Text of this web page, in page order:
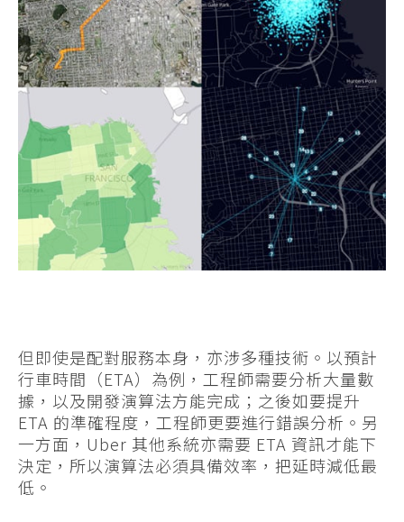
但即使是配對服務本身，亦涉多種技術。以預計
行車時間（ETA）為例，工程師需要分析大量數
據，以及開發演算法方能完成；之後如要提升
ETA 的準確程度，工程師更要進行錯誤分析。另
一方面，Uber 其他系統亦需要 ETA 資訊才能下
決定，所以演算法必須具備效率，把延時減低最
低。